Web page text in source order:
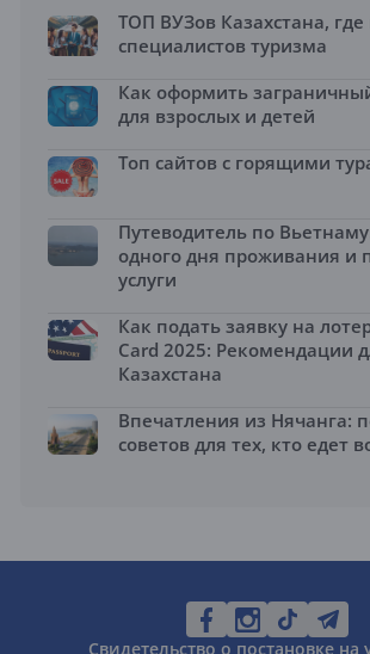
ТОП ВУЗов Казахстана, где
специалистов туризма
Как оформить
для взрослых и детей
Топ сайтов с горящими
Путеводитель по
одного дня проживания и
услуги
Как подать заявку на
Card 2025: Рекомендации
Казахстана
Впечатления из Нячанга:
советов для тех, кто едет
Свидетельство о постановке